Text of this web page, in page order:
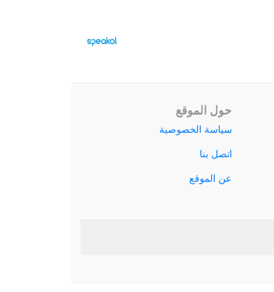
حول الموقع
سياسة الخصوصية
اتصل بنا
عن الموقع